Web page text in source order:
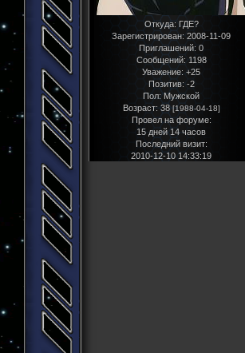
Откуда: ГДЕ?
Зарегистрирован: 2008-11-09
Приглашений: 0
Сообщений: 1198
Уважение: +25
Позитив: -2
Пол: Мужской
Возраст: 38[1988-04-18]
Провел на форуме:
15 дней 14 часов
Последний визит:
2010-12-10 14:33:19